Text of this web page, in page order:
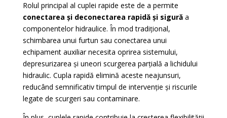
Rolul principal al cuplei rapide este de a permite
conectarea și deconectarea rapidă și sigurăa
componentelor hidraulice. În mod tradițional,
schimbarea unui furtun sau conectarea unui
echipament auxiliar necesita oprirea sistemului,
depresurizarea și uneori scurgerea parțială a lichidului
hidraulic. Cupla rapidă elimină aceste neajunsuri,
reducând semnificativ timpul de intervenție și riscurile
legate de scurgeri sau contaminare.